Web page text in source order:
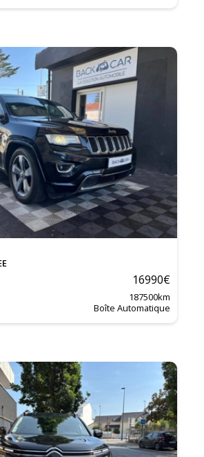
16990€
187500km
Boîte Automatique